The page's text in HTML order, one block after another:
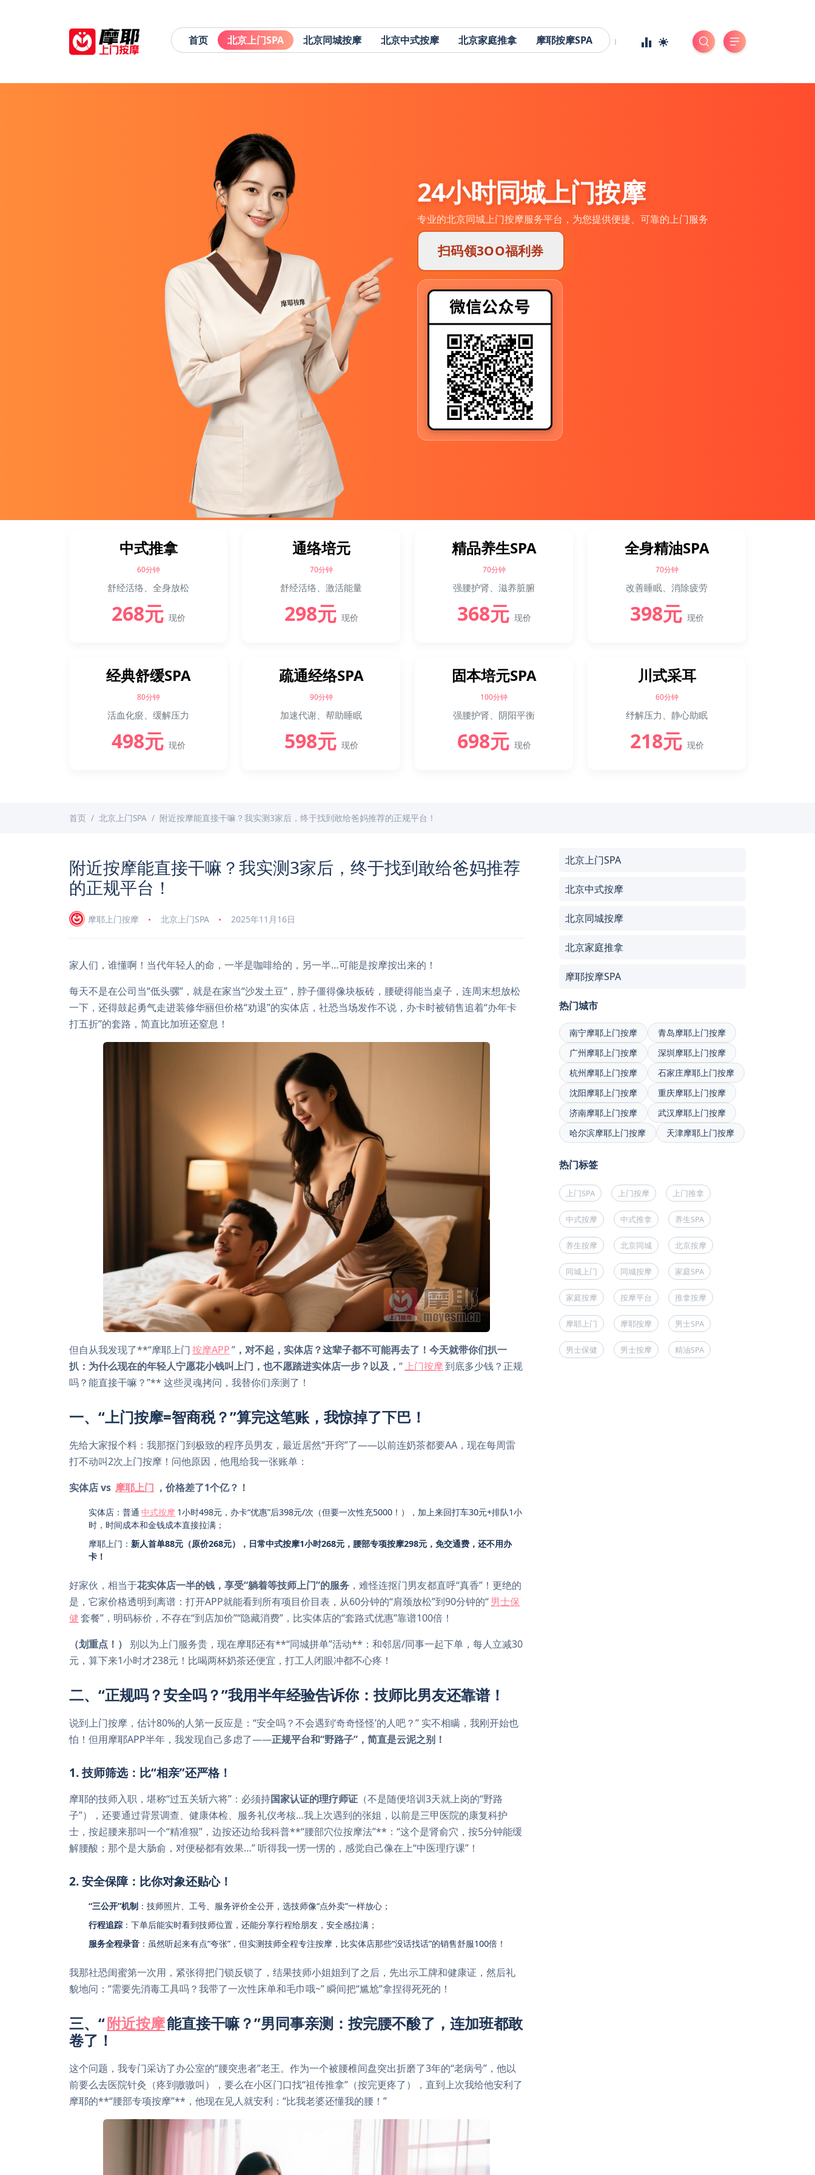
首页 北京上门SPA 北京同城按摩 北京中式按摩 北京家庭推拿 摩耶按摩SPA
24小时同城上门按摩
专业的北京同城上门按摩服务平台，为您提供便捷、可靠的上门服务
扫码领3OO福利券
中式推拿
60分钟
舒经活络、全身放松
268元 现价
通络培元
70分钟
舒经活络、激活能量
298元 现价
精品养生SPA
70分钟
强腰护肾、滋养脏腑
368元 现价
全身精油SPA
70分钟
改善睡眠、消除疲劳
398元 现价
经典舒缓SPA
80分钟
活血化瘀、缓解压力
498元 现价
疏通经络SPA
90分钟
加速代谢、帮助睡眠
598元 现价
固本培元SPA
100分钟
强腰护肾、阴阳平衡
698元 现价
川式采耳
60分钟
纾解压力、静心助眠
218元 现价
首页 北京上门SPA 附近按摩能直接干嘛？我实测3家后，终于找到敢给爸妈推荐的正规平台！
附近按摩能直接干嘛？我实测3家后，终于找到敢给爸妈推荐
的正规平台！
摩耶上门按摩 北京上门SPA 2025年11月16日
家人们，谁懂啊！当代年轻人的命，一半是咖啡给的，另一半…可能是按摩按出来的！
每天不是在公司当“低头骡”，就是在家当“沙发土豆”，脖子僵得像块板砖，腰硬得能当桌子，连周末想放松
一下，还得鼓起勇气走进装修华丽但价格“劝退”的实体店，社恐当场发作不说，办卡时被销售追着“办年卡
打五折”的套路，简直比加班还窒息！
但自从我发现了**“摩耶上门 按摩APP” ，对不起，实体店？这辈子都不可能再去了！今天就带你们扒一
扒：为什么现在的年轻人宁愿花小钱叫上门，也不愿踏进实体店一步？以及， “上门按摩到底多少钱？正规
吗？能直接干嘛？”** 这些灵魂拷问，我替你们亲测了！
一、“上门按摩=智商税？”算完这笔账，我惊掉了下巴！
先给大家报个料：我那抠门到极致的程序员男友，最近居然“开窍”了——以前连奶茶都要AA，现在每周雷
打不动叫2次上门按摩！问他原因，他甩给我一张账单：
实体店 vs 摩耶上门 ，价格差了1个亿？！
实体店：普通 中式按摩 1小时498元，办卡“优惠”后398元/次（但要一次性充5000！），加上来回打车30元+排队1小
时，时间成本和金钱成本直接拉满；
摩耶上门： 新人首单88元（原价268元），日常中式按摩1小时268元，腰部专项按摩298元，免交通费，还不用办
卡！
好家伙，相当于花实体店一半的钱，享受“躺着等技师上门”的服务 ，难怪连抠门男友都直呼“真香”！更绝的
是，它家价格透明到离谱：打开APP就能看到所有项目价目表，从60分钟的“肩颈放松”到90分钟的“男士保
健套餐”，明码标价，不存在“到店加价”“隐藏消费”，比实体店的“套路式优惠”靠谱100倍！
（划重点！）
别以为上门服务贵，现在摩耶还有**“同城拼单”活动**：和邻居/同事一起下单，每人立减30
元，算下来1小时才238元！比喝两杯奶茶还便宜，打工人闭眼冲都不心疼！
二、“正规吗？安全吗？”我用半年经验告诉你：技师比男友还靠谱！
说到上门按摩，估计80%的人第一反应是：“安全吗？不会遇到‘奇奇怪怪’的人吧？” 实不相瞒，我刚开始也
怕！但用摩耶APP半年，我发现自己多虑了——正规平台和“野路子”，简直是云泥之别！
1. 技师筛选：比“相亲”还严格！
摩耶的技师入职，堪称“过五关斩六将”：必须持国家认证的理疗师证 （不是随便培训3天就上岗的“野路
子”），还要通过背景调查、健康体检、服务礼仪考核…我上次遇到的张姐，以前是三甲医院的康复科护
士，按起腰来那叫一个“精准狠”，边按还边给我科普**“腰部穴位按摩法”**：“这个是肾俞穴，按5分钟能缓
解腰酸；那个是大肠俞，对便秘都有效果…” 听得我一愣一愣的，感觉自己像在上“中医理疗课”！
2. 安全保障：比你对象还贴心！
“三公开”机制 ：技师照片、工号、服务评价全公开，选技师像“点外卖”一样放心；
行程追踪 ：下单后能实时看到技师位置，还能分享行程给朋友，安全感拉满；
服务全程录音 ：虽然听起来有点“夸张”，但实测技师全程专注按摩，比实体店那些“没话找话”的销售舒服100倍！
我那社恐闺蜜第一次用，紧张得把门锁反锁了，结果技师小姐姐到了之后，先出示工牌和健康证，然后礼
貌地问：“需要先消毒工具吗？我带了一次性床单和毛巾哦~” 瞬间把“尴尬”拿捏得死死的！
三、“附近按摩能直接干嘛？”男同事亲测：按完腰不酸了，连加班都敢
卷了！
这个问题，我专门采访了办公室的“腰突患者”老王。作为一个被腰椎间盘突出折磨了3年的“老病号”，他以
前要么去医院针灸（疼到嗷嗷叫），要么在小区门口找“祖传推拿”（按完更疼了），直到上次我给他安利了
摩耶的**“腰部专项按摩”**，他现在见人就安利：“比我老婆还懂我的腰！”
北京上门SPA
北京中式按摩
北京同城按摩
北京家庭推拿
摩耶按摩SPA
热门城市
南宁摩耶上门按摩
青岛摩耶上门按摩
广州摩耶上门按摩
深圳摩耶上门按摩
杭州摩耶上门按摩
石家庄摩耶上门按摩
沈阳摩耶上门按摩
重庆摩耶上门按摩
济南摩耶上门按摩
武汉摩耶上门按摩
哈尔滨摩耶上门按摩
天津摩耶上门按摩
热门标签
上门SPA 上门按摩 上门推拿
中式按摩 中式推拿 养生SPA
养生按摩 北京同城 北京按摩
同城上门 同城按摩 家庭SPA
家庭按摩 按摩平台 推拿按摩
摩耶上门 摩耶按摩 男士SPA
男士保健 男士按摩 精油SPA